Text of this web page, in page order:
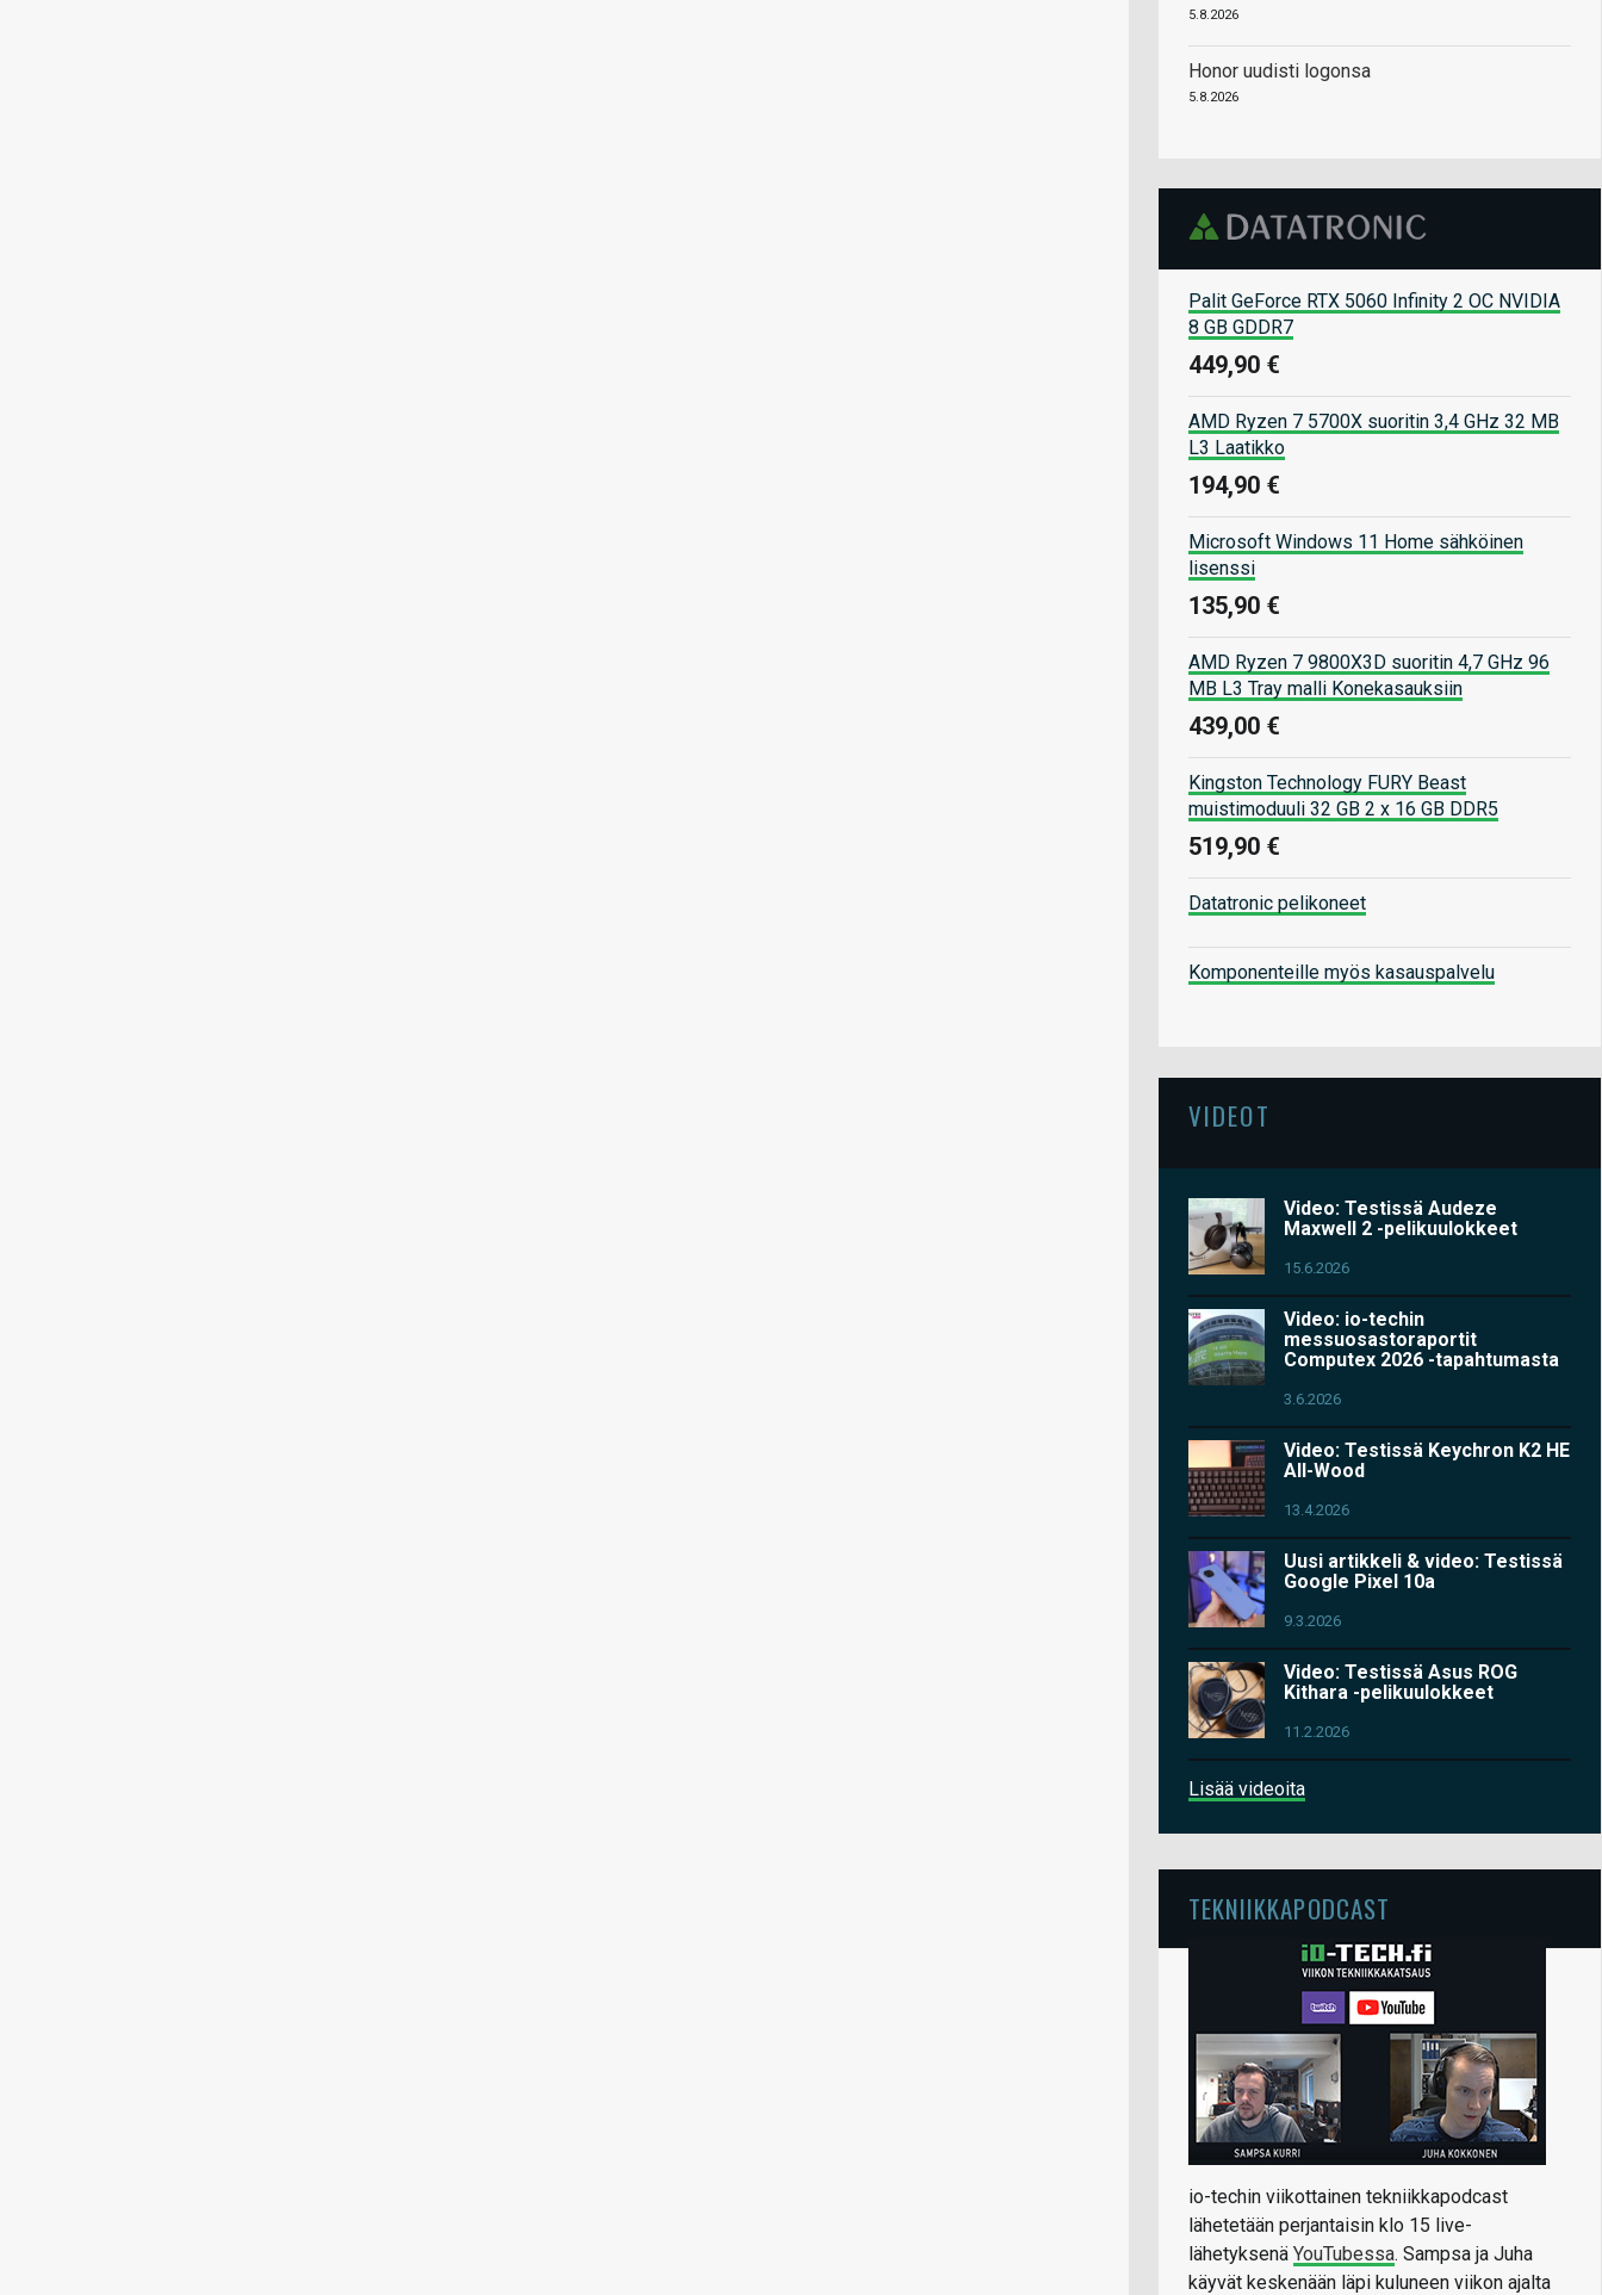
5.8.2026
Honor uudisti logonsa
5.8.2026
Palit GeForce RTX 5060 Infinity 2 OC NVIDIA
8 GB GDDR7
449,90 €
AMD Ryzen 7 5700X suoritin 3,4 GHz 32 MB
L3 Laatikko
194,90 €
Microsoft Windows 11 Home sähköinen
lisenssi
135,90 €
AMD Ryzen 7 9800X3D suoritin 4,7 GHz 96
MB L3 Tray malli Konekasauksiin
439,00 €
Kingston Technology FURY Beast
muistimoduuli 32 GB 2 x 16 GB DDR5
519,90 €
Datatronic pelikoneet
Komponenteille myös kasauspalvelu
VIDEOT
Video: Testissä Audeze
Maxwell 2 -pelikuulokkeet
15.6.2026
Video: io-techin
messuosastoraportit
Computex 2026 -tapahtumasta
3.6.2026
Video: Testissä Keychron K2 HE
All-Wood
13.4.2026
Uusi artikkeli & video: Testissä
Google Pixel 10a
9.3.2026
Video: Testissä Asus ROG
Kithara -pelikuulokkeet
11.2.2026
Lisää videoita
TEKNIIKKAPODCAST
io-techin viikottainen tekniikkapodcast
lähetetään perjantaisin klo 15 live-
lähetyksenä YouTubessa. Sampsa ja Juha
käyvät keskenään läpi kuluneen viikon ajalta